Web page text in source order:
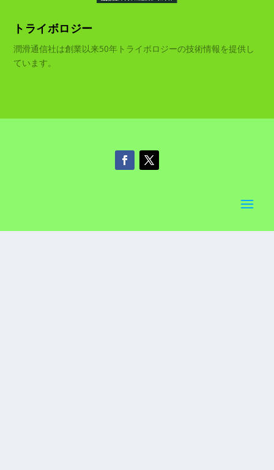
トライボロジー
潤滑通信社は創業以来50年トライボロジーの技術情報を提供し
ています。